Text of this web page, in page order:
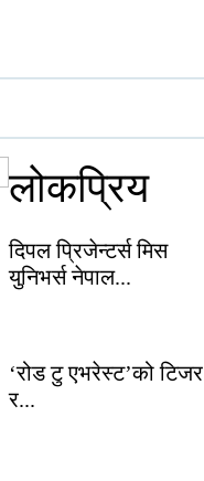
लोकप्रिय
दिपल प्रिजेन्टर्स मिस
युनिभर्स नेपाल...
‘रोड टु एभरेस्ट’को टिजर
र...